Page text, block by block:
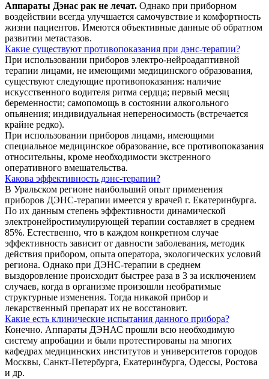
Аппараты Дэнас рак не лечат. Однако при приборном
воздействии всегда улучшается самочувствие и комфортность
жизни пациентов. Имеются объективные данные об обратном
развитии метастазов.
Какие существуют противопоказания при дэнс-терапии?
При использовании приборов электро-нейроадаптивной
терапии лицами, не имеющими медицинского образования,
существуют следующие противопоказания: наличие
искусственного водителя ритма сердца; первый месяц
беременности; самопомощь в состоянии алкогольного
опьянения; индивидуальная непереносимость (встречается
крайне редко).
При использовании приборов лицами, имеющими
специальное медицинское образование, все противопоказания
относительны, кроме необходимости экстренного
оперативного вмешательства.
Какова эффективность дэнс-терапии?
В Уральском регионе наибольший опыт применения
приборов ДЭНС-терапии имеется у врачей г. Екатеринбурга.
По их данным степень эффективности динамической
электронейростимулирующей терапии составляет в среднем
85%. Естественно, что в каждом конкретном случае
эффективность зависит от давности заболевания, методик
действия прибором, опыта оператора, экологических условий
региона. Однако при ДЭНС-терапии в среднем
выздоровление происходит быстрее раза в 3 за исключением
случаев, когда в организме произошли необратимые
структурные изменения. Тогда никакой прибор и
лекарственный препарат их не восстановит.
Какие есть клинические испытания данного прибора?
Конечно. Аппараты ДЭНАС прошли всю необходимую
систему апробации и были протестированы на многих
кафедрах медицинских институтов и университетов городов
Москвы, Санкт-Петербурга, Екатеринбурга, Одессы, Ростова
и др.